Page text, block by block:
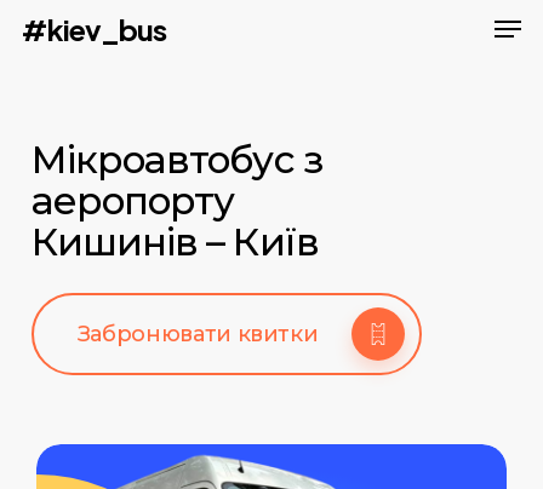
Skip#kiev_bus
Мікроавтобус з
аеропорту
Кишинів – Київ
Забронювати квитки